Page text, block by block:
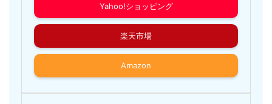
Yahoo!ショッピング
楽天市場
Amazon